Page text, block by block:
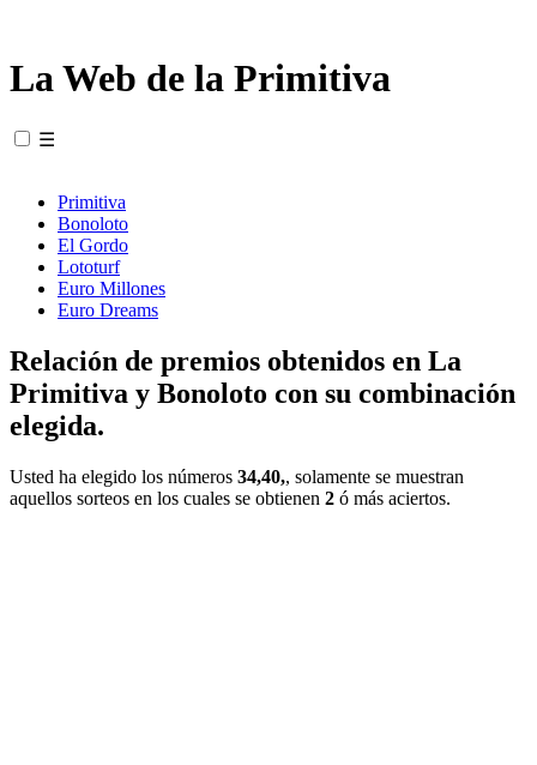
La Web de la Primitiva
☰
Primitiva
Bonoloto
El Gordo
Lototurf
Euro Millones
Euro Dreams
Relación de premios obtenidos en La
Primitiva y Bonoloto con su combinación
elegida.
Usted ha elegido los números 34,40,, solamente se muestran
aquellos sorteos en los cuales se obtienen 2 ó más aciertos.